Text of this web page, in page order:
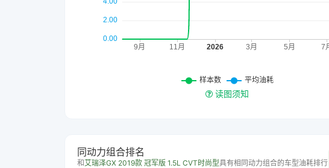
读图须知
同动力组合排名
和艾瑞泽GX 2019款 冠军版 1.5L CVT时尚型具有相同动力组合的车型油耗排行